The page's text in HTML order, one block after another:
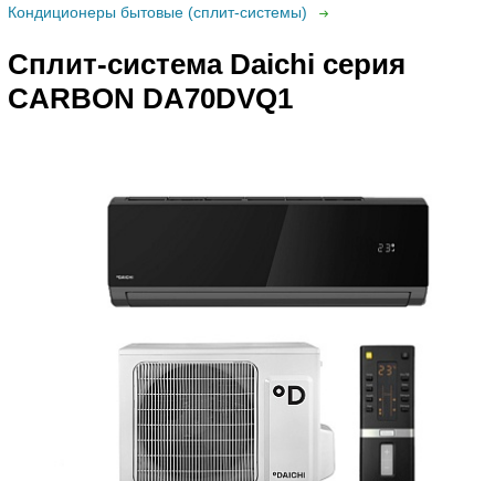
Кондиционеры бытовые (сплит-системы)
Сплит-система Daichi серия
CARBON DA70DVQ1